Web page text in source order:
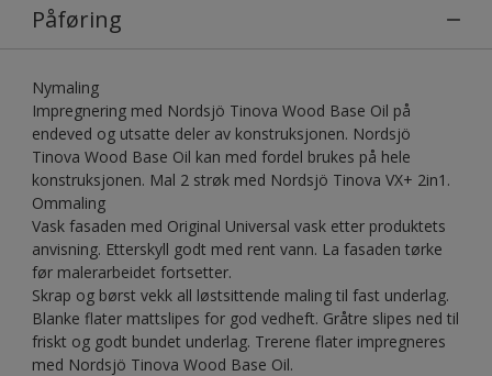
Påføring
Nymaling
Impregnering med Nordsjö Tinova Wood Base Oil på
endeved og utsatte deler av konstruksjonen. Nordsjö
Tinova Wood Base Oil kan med fordel brukes på hele
konstruksjonen. Mal 2 strøk med Nordsjö Tinova VX+ 2in1.
Ommaling
Vask fasaden med Original Universal vask etter produktets
anvisning. Etterskyll godt med rent vann. La fasaden tørke
før malerarbeidet fortsetter.
Skrap og børst vekk all løstsittende maling til fast underlag.
Blanke flater mattslipes for god vedheft. Gråtre slipes ned til
friskt og godt bundet underlag. Trerene flater impregneres
med Nordsjö Tinova Wood Base Oil.